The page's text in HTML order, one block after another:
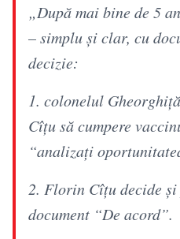
„După mai bine de 5
– simplu și clar, cu
decizie:
1. colonelul
Cîțu să cumpere
“analizați
2. Florin Cîțu decide și
document “De acord”.